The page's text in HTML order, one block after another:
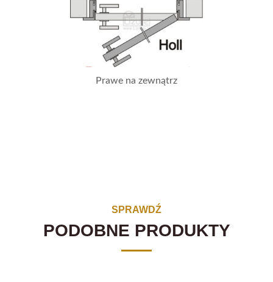
Prawe na zewnątrz
SPRAWDŹ
PODOBNE PRODUKTY